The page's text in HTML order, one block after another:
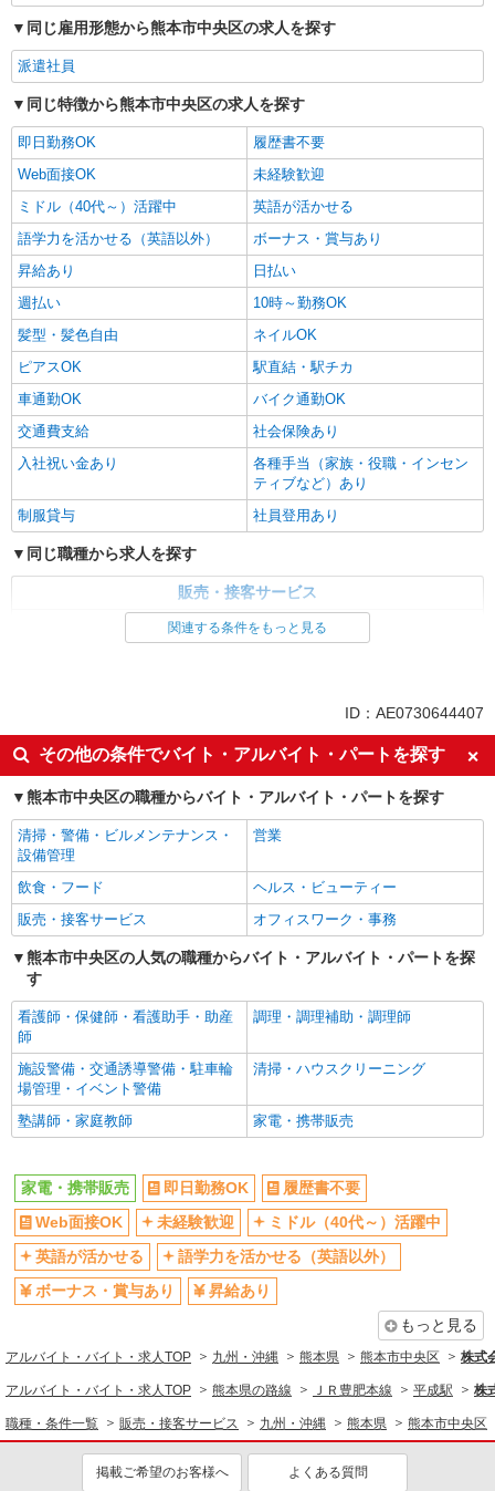
同じ雇用形態から熊本市中央区の求人を探す
派遣社員
同じ特徴から熊本市中央区の求人を探す
即日勤務OK
履歴書不要
Web面接OK
未経験歓迎
ミドル（40代～）活躍中
英語が活かせる
語学力を活かせる（英語以外）
ボーナス・賞与あり
昇給あり
日払い
週払い
10時～勤務OK
髪型・髪色自由
ネイルOK
ピアスOK
駅直結・駅チカ
車通勤OK
バイク通勤OK
交通費支給
社会保険あり
入社祝い金あり
各種手当（家族・役職・インセン
ティブなど）あり
制服貸与
社員登用あり
同じ職種から求人を探す
販売・接客サービス
英語が活かせる
ボーナス・賞与あり
日払い
車通勤OK
交通費支給
社会保険あり
社員登用あり
関連する条件をもっと見る
ID：AE0730644407
その他の条件でバイト・アルバイト・パートを探す
熊本市中央区の職種からバイト・アルバイト・パートを探す
清掃・警備・ビルメンテナンス・
設備管理
営業
飲食・フード
ヘルス・ビューティー
販売・接客サービス
オフィスワーク・事務
熊本市中央区の人気の職種からバイト・アルバイト・パートを探
す
看護師・保健師・看護助手・助産
師
調理・調理補助・調理師
施設警備・交通誘導警備・駐車輪
場管理・イベント警備
清掃・ハウスクリーニング
塾講師・家庭教師 家電・携帯販売
家電・携帯販売 即日勤務OK
履歴書不要
Web面接OK
未経験歓迎
ミドル（40代～）活躍中
英語が活かせる
語学力を活かせる（英語以外）
ボーナス・賞与あり
昇給あり
もっと見る
アルバイト・バイト・求人TOP 九州・沖縄 熊本県 熊本市中央区 株式
アルバイト・バイト・求人TOP 熊本県の路線 ＪＲ豊肥本線 平成駅 株
職種・条件一覧 販売・接客サービス 九州・沖縄 熊本県 熊本市中央区
掲載ご希望のお客様へ よくある質問